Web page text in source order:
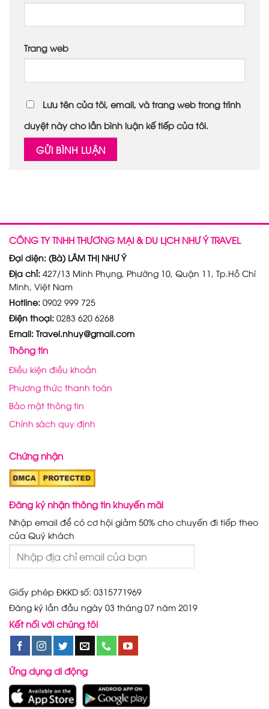
Trang web
Lưu tên của tôi, email, và trang web trong trình
duyệt này cho lần bình luận kế tiếp của tôi.
CÔNG TY TNHH THƯƠNG MẠI & DU LỊCH NHƯ Ý TRAVEL
Đại diện: (Bà) LÂM THỊ NHƯ Ý
Địa chỉ: 427/13 Minh Phụng, Phường 10, Quận 11, Tp.Hồ Chí
Minh, Việt Nam
Hotline: 0902 999 725
Điện thoại: 0283 620 6268
Email: Travel.nhuy@gmail.com
Thông tin
Điều kiện điều khoản
Phương thức thanh toán
Bảo mật thông tin
Chính sách quy định
Chứng nhận
Đăng ký nhận thông tin khuyến mãi
Nhập email để có cơ hội giảm 50% cho chuyến đi tiếp theo
của Quý khách
Giấy phép ĐKKD số: 0315771969
Đăng ký lần đầu ngày 03 tháng 07 năm 2019
Kết nối với chúng tôi
Ứng dụng di động